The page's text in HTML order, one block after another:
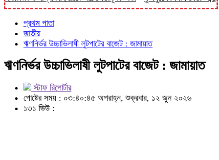
প্রথম পাতা
জাতীয়
ঋণনির্ভর উচ্চাভিলাষী লুটপাটের বাজেট : জামায়াত
ঋণনির্ভর উচ্চাভিলাষী লুটপাটের বাজেট : জামায়াত
স্টাফ রিপোর্টার
পোষ্টের সময় : ০৩:৪০:৪৫ অপরাহ্ন, শুক্রবার, ১২ জুন ২০২৬
১৩১ ভিউ :